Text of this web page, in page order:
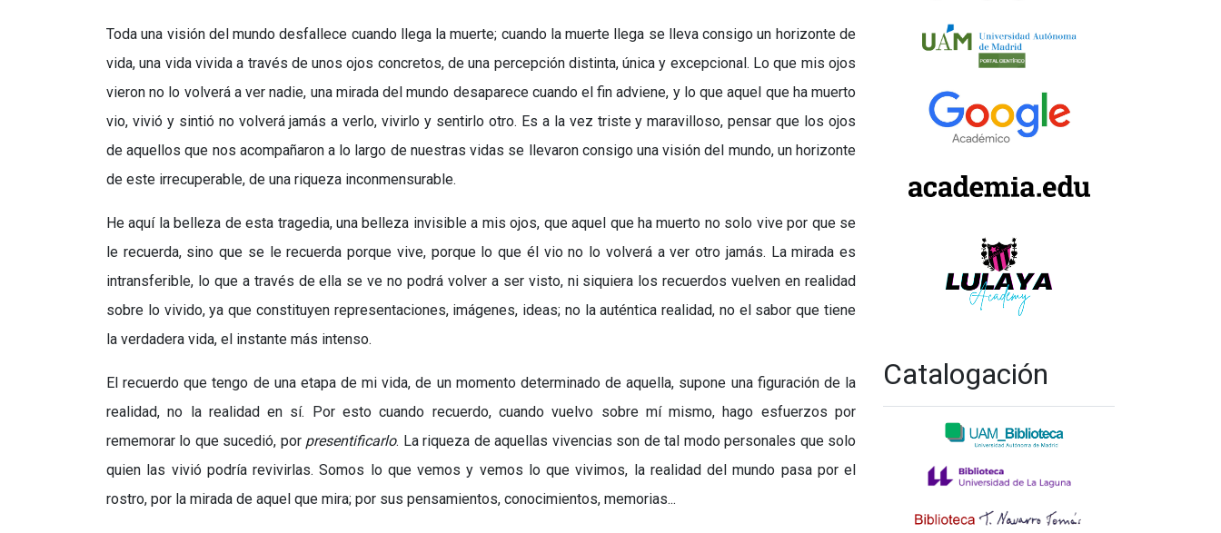
Toda una visión del mundo desfallece cuando llega la muerte; cuando la muerte llega se lleva consigo un horizonte de
vida, una vida vivida a través de unos ojos concretos, de una percepción distinta, única y excepcional. Lo que mis ojos
vieron no lo volverá a ver nadie, una mirada del mundo desaparece cuando el fin adviene, y lo que aquel que ha muerto
vio, vivió y sintió no volverá jamás a verlo, vivirlo y sentirlo otro. Es a la vez triste y maravilloso, pensar que los ojos
de aquellos que nos acompañaron a lo largo de nuestras vidas se llevaron consigo una visión del mundo, un horizonte
de este irrecuperable, de una riqueza inconmensurable.
He aquí la belleza de esta tragedia, una belleza invisible a mis ojos, que aquel que ha muerto no solo vive por que se
le recuerda, sino que se le recuerda porque vive, porque lo que él vio no lo volverá a ver otro jamás. La mirada es
intransferible, lo que a través de ella se ve no podrá volver a ser visto, ni siquiera los recuerdos vuelven en realidad
sobre lo vivido, ya que constituyen representaciones, imágenes, ideas; no la auténtica realidad, no el sabor que tiene
la verdadera vida, el instante más intenso.
El recuerdo que tengo de una etapa de mi vida, de un momento determinado de aquella, supone una figuración de la
realidad, no la realidad en sí. Por esto cuando recuerdo, cuando vuelvo sobre mí mismo, hago esfuerzos por
rememorar lo que sucedió, por presentificarlo. La riqueza de aquellas vivencias son de tal modo personales que solo
quien las vivió podría revivirlas. Somos lo que vemos y vemos lo que vivimos, la realidad del mundo pasa por el
rostro, por la mirada de aquel que mira; por sus pensamientos, conocimientos, memorias...
Catalogación